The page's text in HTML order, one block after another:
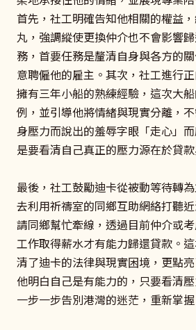
首先，社工明確告知他相關的權益
丸，強調縱使更換仲介也不會影響
務，首要任務是釐清自身與各方的
意聘僱他的雇主。其次，社工進行
擁有三年小船的熟練經驗，這次大
例，並引導他將情緒與現實分離，
身壓力而說出的羞辱字眼「走心」
是要看清自己真正的壓力源在於貸
最後，社工鼓勵迪卡從被動等待轉
去利用祈禱室的同鄉互助網絡打聽
請同鄉幫忙牽線，透過目前仲介或
工作取得薪水才有能力歸還貸款。
清了迪卡的法律與現實困境，更點
他明白自己是有能力的，只要看清
一步一步告別港灣的迷茫，重新掌